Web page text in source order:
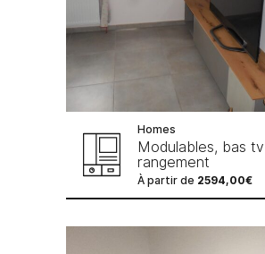
Homes
Modulables, bas
rangement
À partir de 2594,00€